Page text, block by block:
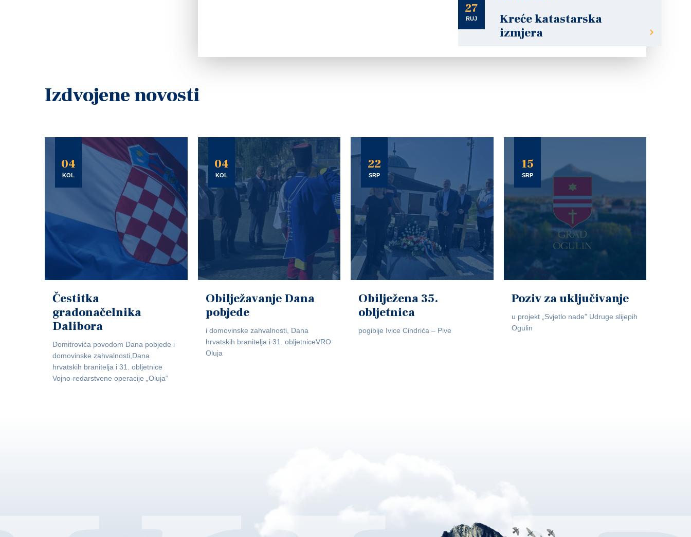
27
RUJ
Kreće katastarska
izmjera
Izdvojene novosti
04
KOL
Čestitka
gradonačelnika
Dalibora
Domitrovića povodom Dana pobjede i
domovinske zahvalnosti,Dana
hrvatskih branitelja i 31. obljetnice
Vojno-redarstvene operacije „Oluja“
04
KOL
Obilježavanje Dana
pobjede
i domovinske zahvalnosti, Dana
hrvatskih branitelja i 31. obljetniceVRO
Oluja
22
SRP
Obilježena 35.
obljetnica
pogibije Ivice Cindrića – Pive
15
SRP
Poziv za uključivanje
u projekt „Svjetlo nade” Udruge slijepih
Ogulin